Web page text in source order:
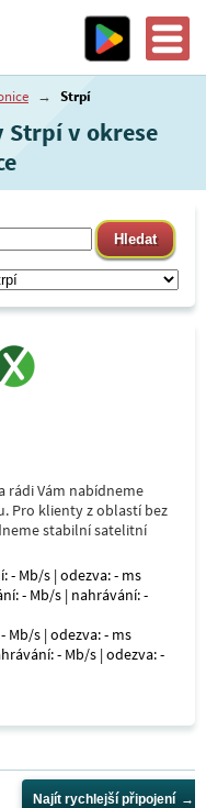
→ Strpí
v okrese
rádi Vám nabídneme
Pro klienty z oblastí bez
stabilní satelitní
- Mb/s | odezva: - ms
- Mb/s | nahrávání: -
Mb/s | odezva: - ms
- Mb/s | odezva: -
Najít rychlejší připojení